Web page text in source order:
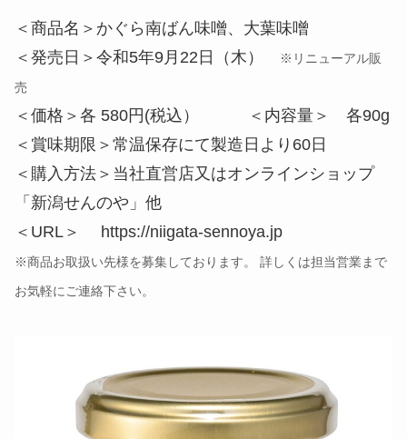
＜商品名＞かぐら南ばん味噌、大葉味噌
＜発売日＞令和5年9月22日（木）
※リニューアル販
売
＜価格＞各 580円(税込） ＜内容量＞ 各90g
＜賞味期限＞常温保存にて製造日より60日
＜購入方法＞当社直営店又はオンラインショップ
「新潟せんのや」他
＜URL＞ https://niigata-sennoya.jp
※商品お取扱い先様を募集しております。 詳しくは担当営業まで
お気軽にご連絡下さい。